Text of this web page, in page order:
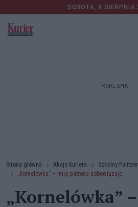
SOBOTA, 8 SIERPNIA
REKLAMA
Strona główna Akcje Kuriera
Szkolny
„Kornelówka” – imię patrona zobowiązuje
„Kornelówka”